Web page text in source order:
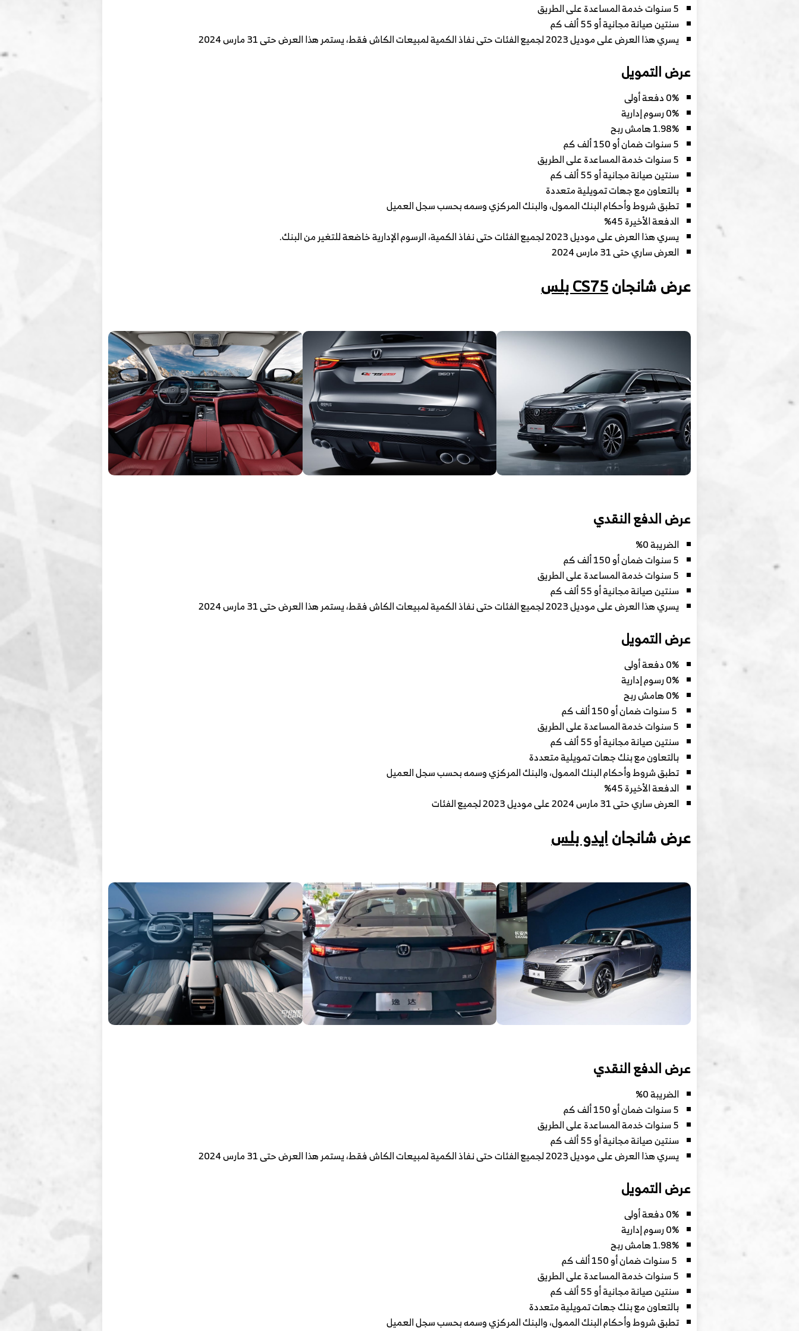
5 سنوات خدمة المساعدة على الطريق
سنتين صيانة مجانية أو 55 ألف كم
يسري هذا العرض على موديل 2023 لجميع الفئات حتى نفاذ الكمية لمبيعات الكاش فقط، يستمر هذا العرض حتى 31 مارس 2024
عرض التمويل
0% دفعة أولى
0% رسوم إدارية
1.98% هامش ربح
5 سنوات ضمان أو 150 ألف كم
5 سنوات خدمة المساعدة على الطريق
سنتين صيانة مجانية أو 55 ألف كم
بالتعاون مع جهات تمويلية متعددة
تطبق شروط وأحكام البنك الممول، والبنك المركزي وسمه بحسب سجل العميل
الدفعة الأخيرة 45%
يسري هذا العرض على موديل 2023 لجميع الفئات حتى نفاذ الكمية، الرسوم الإدارية خاضعة للتغير من البنك.
العرض ساري حتى 31 مارس 2024
عرض شانجانCS75 بلس
عرض الدفع النقدي
الضريبة 0%
5 سنوات ضمان أو 150 ألف كم
5 سنوات خدمة المساعدة على الطريق
سنتين صيانة مجانية أو 55 ألف كم
يسري هذا العرض على موديل 2023 لجميع الفئات حتى نفاذ الكمية لمبيعات الكاش فقط، يستمر هذا العرض حتى 31 مارس 2024
عرض التمويل
0% دفعة أولى
0% رسوم إدارية
0% هامش ربح
5 سنوات خدمة المساعدة على الطريق
سنتين صيانة مجانية أو 55 ألف كم
بالتعاون مع بنك جهات تمويلية متعددة
تطبق شروط وأحكام البنك الممول، والبنك المركزي وسمه بحسب سجل العميل
الدفعة الأخيرة 45%
العرض ساري حتى 31 مارس 2024 على موديل 2023 لجميع الفئات
عرض شانجانايدو بلس
عرض الدفع النقدي
الضريبة 0%
5 سنوات ضمان أو 150 ألف كم
5 سنوات خدمة المساعدة على الطريق
سنتين صيانة مجانية أو 55 ألف كم
يسري هذا العرض على موديل 2023 لجميع الفئات حتى نفاذ الكمية لمبيعات الكاش فقط، يستمر هذا العرض حتى 31 مارس 2024
عرض التمويل
0% دفعة أولى
0% رسوم إدارية
1.98% هامش ربح
5 سنوات خدمة المساعدة على الطريق
سنتين صيانة مجانية أو 55 ألف كم
بالتعاون مع بنك جهات تمويلية متعددة
تطبق شروط وأحكام البنك الممول، والبنك المركزي وسمه بحسب سجل العميل